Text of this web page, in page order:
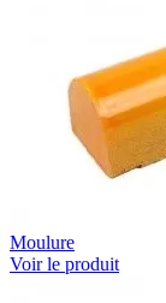
Moulure
Voir le produit